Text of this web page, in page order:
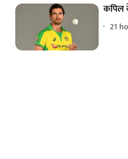
कपिल
21